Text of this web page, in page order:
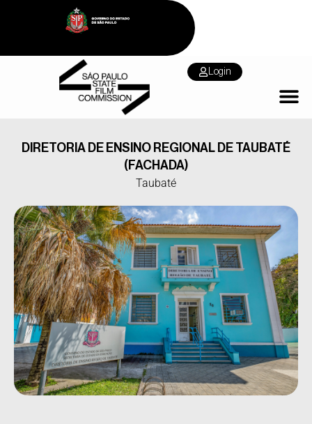
Login
DIRETORIA DE ENSINO REGIONAL DE TAUBATÉ
(FACHADA)
Taubaté